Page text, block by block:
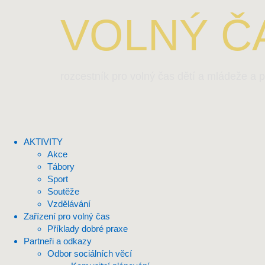
VOLNÝ
AKTIVITY
Akce
Tábory
Sport
Soutěže
Vzdělávání
Zařízení pro volný čas
Příklady dobré praxe
Partneři a odkazy
Odbor sociálních věcí